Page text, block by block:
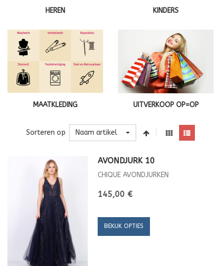
HEREN KINDERS
MAATKLEDING UITVERKOOP OP=OP
Sorteren op Naam artikel
AVONDJURK 10
CHIQUE AVONDJURKEN
145,00 €
BEKIJK OPTIES